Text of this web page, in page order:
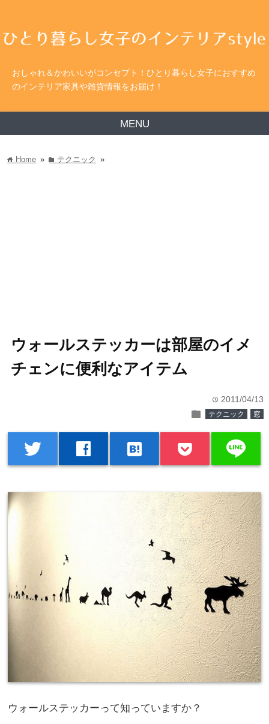
おしゃれ＆かわいいがコンセプト！ひとり暮らし女子におすすめ
のインテリア家具や雑貨情報をお届け！
MENU
home Home » folder テクニック »
ウォールステッカーは部屋のイメ
チェンに便利なアイテム
time 2011/04/13
folder テクニック 窓
twitter facebook hatenabookmark line
ウォールステッカーって知っていますか？